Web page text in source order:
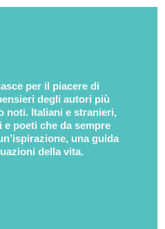
per il piacere di
degli autori più
noti. Italiani e stranieri,
poeti che da sempre
una guida
della vita.